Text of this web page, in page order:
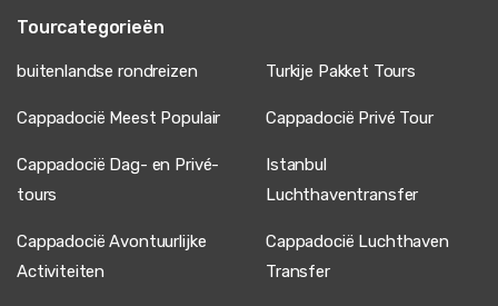
Tourcategorieën
buitenlandse rondreizen Turkije Pakket Tours
Cappadocië Meest Populair Cappadocië Privé Tour
Cappadocië Dag- en Privé-
tours
Istanbul
Luchthaventransfer
Cappadocië Avontuurlijke
Activiteiten
Cappadocië Luchthaven
Transfer